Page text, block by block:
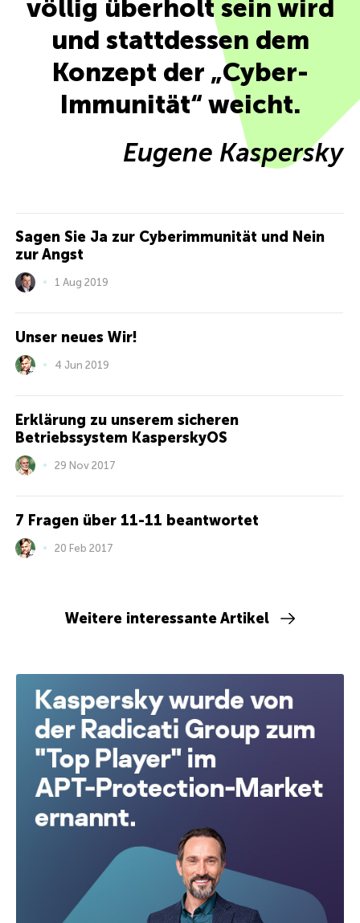
völlig überholt sein wird
und stattdessen dem
Konzept der „Cyber-
Immunität“ weicht.
Eugene Kaspersky
Sagen Sie Ja zur Cyberimmunität und Nein
zur Angst
1 Aug 2019
Unser neues Wir!
4 Jun 2019
Erklärung zu unserem sicheren
Betriebssystem KasperskyOS
29 Nov 2017
7 Fragen über 11-11 beantwortet
20 Feb 2017
Weitere interessante Artikel